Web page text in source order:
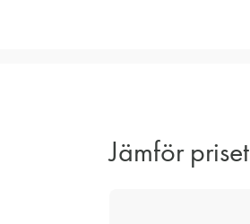
Jämför priset